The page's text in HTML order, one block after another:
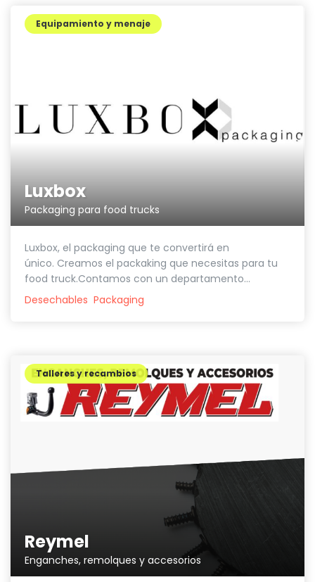
Luxbox
Packaging para food trucks
Equipamiento y menaje
Luxbox, el packaging que te convertirá en
único. Creamos el packaking que necesitas para tu
food truck.Contamos con un departamento...
Desechables Packaging
Reymel
Enganches, remolques y accesorios
Talleres y recambios